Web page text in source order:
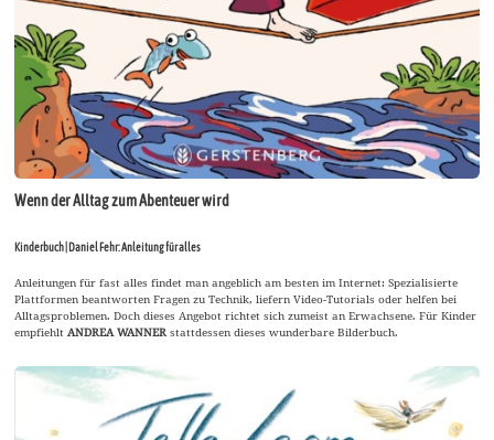
Wenn der Alltag zum Abenteuer wird
Kinderbuch | Daniel Fehr: Anleitung für alles
Anleitungen für fast alles findet man angeblich am besten im Internet: Spezialisierte
Plattformen beantworten Fragen zu Technik, liefern Video-Tutorials oder helfen bei
Alltagsproblemen. Doch dieses Angebot richtet sich zumeist an Erwachsene. Für Kinder
empfiehltANDREA WANNERstattdessen dieses wunderbare Bilderbuch.